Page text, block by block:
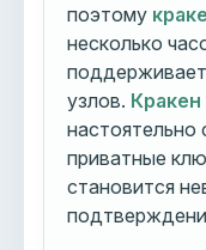
поэтому
несколько
узлов.
настоятельно
приватные
становится